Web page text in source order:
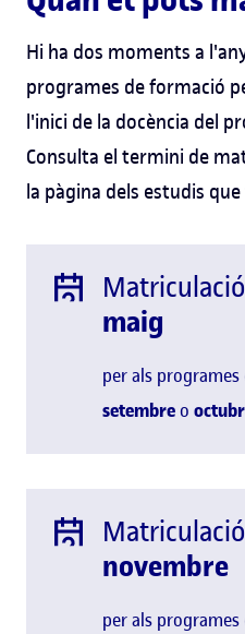
Hi ha dos moments a
programes de formació
l'inici de la docència del
Consulta el termini de
la pàgina dels estudis
maig
per als
setembreo
novembre
per als